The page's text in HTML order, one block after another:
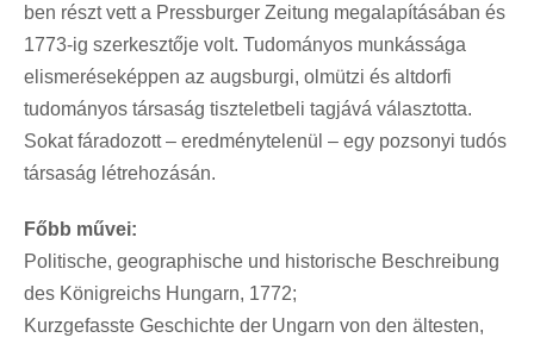
ben részt vett a Pressburger Zeitung megalapításában és
1773-ig szerkesztője volt. Tudományos munkássága
elismeréseképpen az augsburgi, olmützi és altdorfi
tudományos társaság tiszteletbeli tagjává választotta.
Sokat fáradozott – eredménytelenül – egy pozsonyi tudós
társaság létrehozásán.
Főbb művei:
Politische, geographische und historische Beschreibung
des Königreichs Hungarn, 1772;
Kurzgefasste Geschichte der Ungarn von den ältesten,